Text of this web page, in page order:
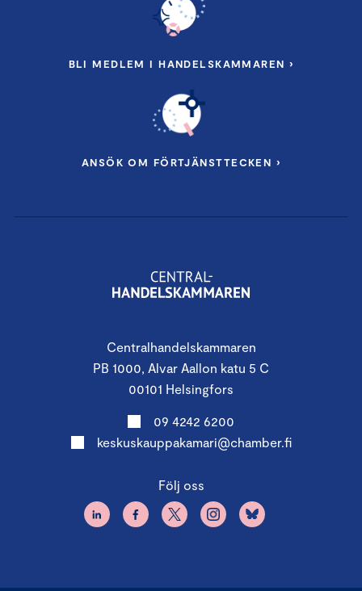
Centralhandelskammaren
PB 1000, Alvar Aallon katu 5 C
00101 Helsingfors
09 4242 6200
keskuskauppakamari@chamber.fi
Följ oss
BLI MEDLEM I HANDELSKAMMAREN ›
ANSÖK OM FÖRTJÄNSTTECKEN ›